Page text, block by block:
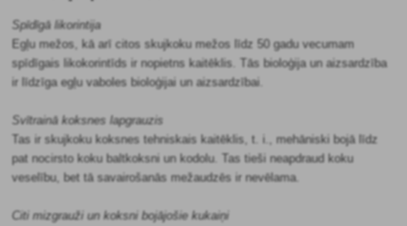
Spīdīgā likorintija
Egļu mežos, kā arī citos skujkoku mežos līdz 50 gadu vecumam
spīdīgais likokorintīds ir nopietns kaitēklis. Tās bioloģija un aizsardzība
ir līdzīga egļu vaboles bioloģijai un aizsardzībai.
Svītrainā koksnes lapgrauzis
Tas ir skujkoku koksnes tehniskais kaitēklis, t. i., mehāniski bojā līdz
pat nocirsto koku baltkoksni un kodolu. Tas tieši neapdraud koku
veselību, bet tā savairošanās mežaudzēs ir nevēlama.
Citi mizgrauži un koksni bojājošie kukaiņi